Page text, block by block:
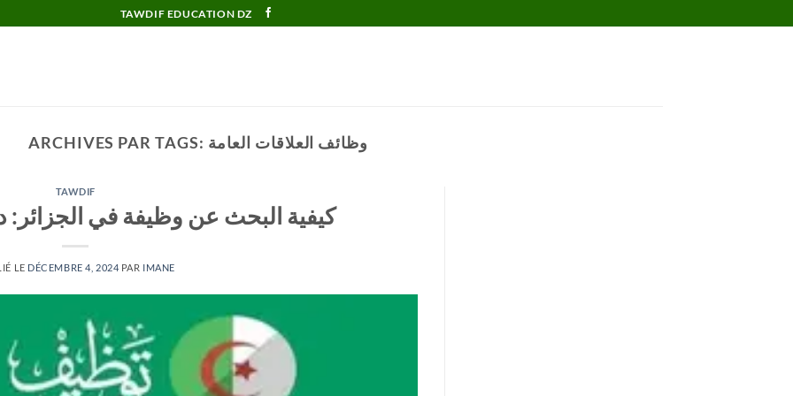
TAWDIF EDUCATION DZ
ARCHIVES PAR TAGS: وظائف العلاقات العامة
TAWDIF
كيفية البحث عن وظيفة في
LE DÉCEMBRE 4, 2024 PAR IMANE